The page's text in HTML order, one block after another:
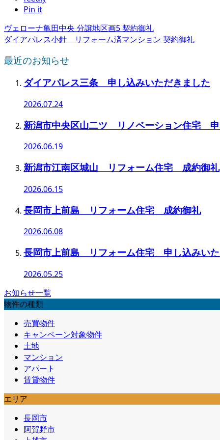
Pin it
ヴェローナ亀田中央 分譲地区画5 契約御礼
ダイアパレス小針 リフォーム済マンション 契約御礼
最近のお知らせ
ダイアパレス三条 申し込みいただきました
2026.07.24
新潟市中央区山二ツ リノベーション住宅 申
2026.06.19
新潟市江南区城山 リフォーム住宅 成約御礼
2026.06.15
長岡市上前島 リフォーム住宅 成約御礼
2026.06.08
長岡市上前島 リフォーム住宅 申し込みいた
2026.05.25
お知らせ一覧
物件の種類
売買物件
キャンペーン対象物件
土地
マンション
アパート
賃貸物件
エリア
長岡市
阿賀野市